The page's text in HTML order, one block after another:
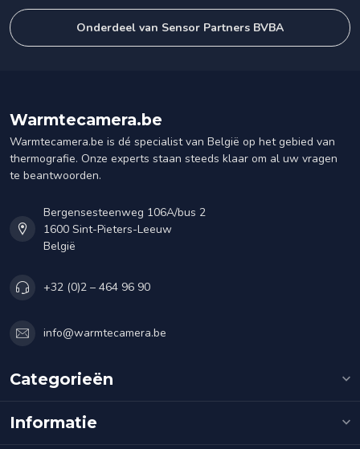
Onderdeel van Sensor Partners BVBA
Warmtecamera.be
Warmtecamera.be is dé specialist van België op het gebied van
thermografie. Onze experts staan steeds klaar om al uw vragen
te beantwoorden.
Bergensesteenweg 106A/bus 2
1600 Sint-Pieters-Leeuw
België
+32 (0)2 – 464 96 90
info@warmtecamera.be
Categorieën
Informatie